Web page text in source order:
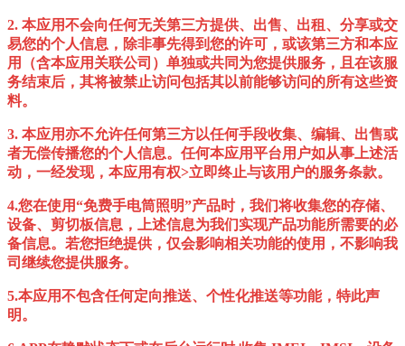
2. 本应用不会向任何无关第三方提供、出售、出租、分享或交
易您的个人信息，除非事先得到您的许可，或该第三方和本应
用（含本应用关联公司）单独或共同为您提供服务，且在该服
务结束后，其将被禁止访问包括其以前能够访问的所有这些资
料。
3. 本应用亦不允许任何第三方以任何手段收集、编辑、出售或
者无偿传播您的个人信息。任何本应用平台用户如从事上述活
动，一经发现，本应用有权>立即终止与该用户的服务条款。
4.您在使用“免费手电筒照明”产品时，我们将收集您的存储、
设备、剪切板信息，上述信息为我们实现产品功能所需要的必
备信息。若您拒绝提供，仅会影响相关功能的使用，不影响我
司继续您提供服务。
5.本应用不包含任何定向推送、个性化推送等功能，特此声
明。